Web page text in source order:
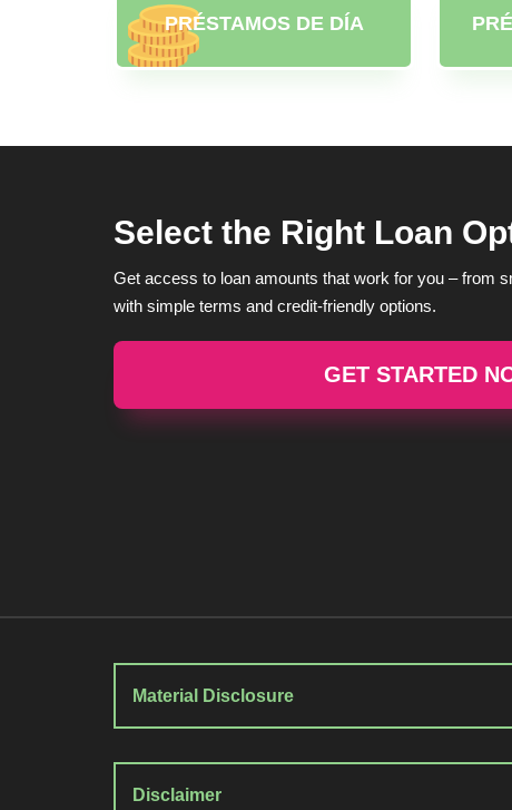
PRÉSTAMOS DE DÍA
Select the Right Loan
Get access to loan amounts that work for you – from
with simple terms and credit-friendly options.
GET STARTED
Material Disclosure
Disclaimer